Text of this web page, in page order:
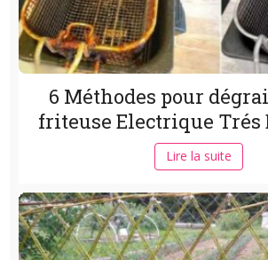
6 Méthodes pour
friteuse Electrique Trés
Lire la suite